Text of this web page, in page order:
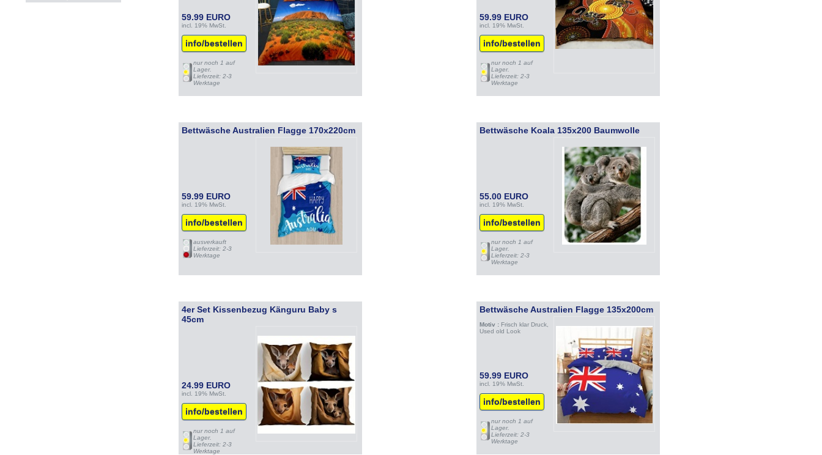
59.99 EURO
incl. 19% MwSt.
info/bestellen
nur noch 1 auf
Lager.
Lieferzeit: 2-3
Werktage
59.99 EURO
incl. 19% MwSt.
info/bestellen
nur noch 1 auf
Lager.
Lieferzeit: 2-3
Werktage
Bettwäsche Australien Flagge 170x220cm
59.99 EURO
incl. 19% MwSt.
info/bestellen
ausverkauft
Lieferzeit: 2-3
Werktage
Bettwäsche Koala 135x200 Baumwolle
55.00 EURO
incl. 19% MwSt.
info/bestellen
nur noch 1 auf
Lager.
Lieferzeit: 2-3
Werktage
4er Set Kissenbezug Känguru Baby s
45cm
24.99 EURO
incl. 19% MwSt.
info/bestellen
nur noch 1 auf
Lager.
Lieferzeit: 2-3
Werktage
Bettwäsche Australien Flagge 135x200cm
Motiv : Frisch klar Druck,
Used old Look
59.99 EURO
incl. 19% MwSt.
info/bestellen
nur noch 1 auf
Lager.
Lieferzeit: 2-3
Werktage